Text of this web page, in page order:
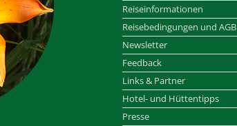
Reiseinformationen
Reisebedingungen und AGB
Newsletter
Feedback
Links & Partner
Hotel- und Hüttentipps
Presse